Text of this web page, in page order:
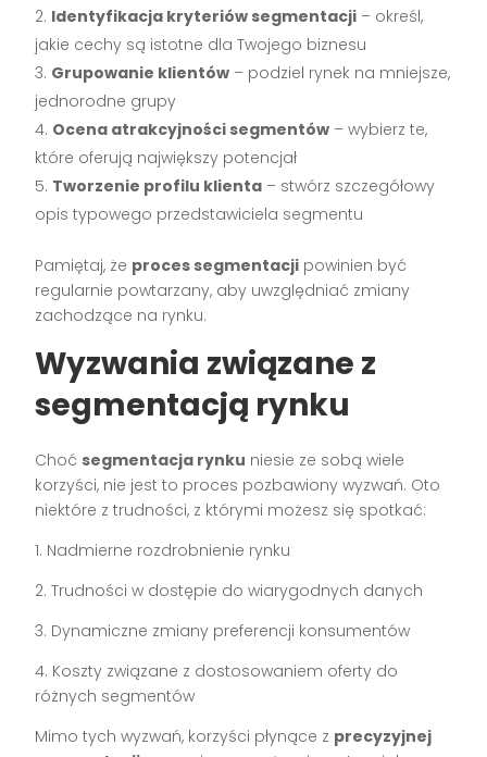
Identyfikacja kryteriów segmentacji – określ,
jakie cechy są istotne dla Twojego biznesu
Grupowanie klientów – podziel rynek na mniejsze,
jednorodne grupy
Ocena atrakcyjności segmentów – wybierz te,
które oferują największy potencjał
Tworzenie profilu klienta – stwórz szczegółowy
opis typowego przedstawiciela segmentu
Pamiętaj, że proces segmentacji powinien być
regularnie powtarzany, aby uwzględniać zmiany
zachodzące na rynku.
Wyzwania związane z
segmentacją rynku
Choć segmentacja rynku niesie ze sobą wiele
korzyści, nie jest to proces pozbawiony wyzwań. Oto
niektóre z trudności, z którymi możesz się spotkać:
1. Nadmierne rozdrobnienie rynku
2. Trudności w dostępie do wiarygodnych danych
3. Dynamiczne zmiany preferencji konsumentów
4. Koszty związane z dostosowaniem oferty do
różnych segmentów
Mimo tych wyzwań, korzyści płynące z precyzyjnej